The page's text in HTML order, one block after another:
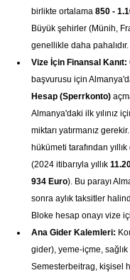
birlikte ortalama 850 -
Büyük şehirler (Münih,
genellikle daha pahalıdır.
Vize İçin Finansal Kanıt:
başvurusu için
Hesap (Sperrkonto)
Almanya'daki ilk yılınız
miktarı yatırmanız
hükümeti tarafından
(2024 itibarıyla yıllık
934 Euro). Bu parayı
sonra aylık taksitler
Bloke hesap onayı vize
Ana Gider Kalemleri:
gider), yeme-içme, sağlık
Semesterbeitrag, kişisel